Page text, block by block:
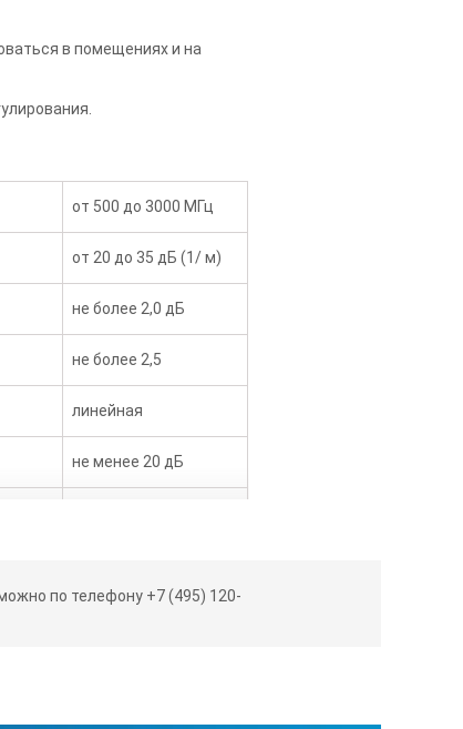
в помещениях и на
от 500 до 3000 МГц
от 20 до 35 дБ (1/ м)
не более 2,0 дБ
не более 2,5
линейная
не менее 20 дБ
по телефону +7 (495) 120-